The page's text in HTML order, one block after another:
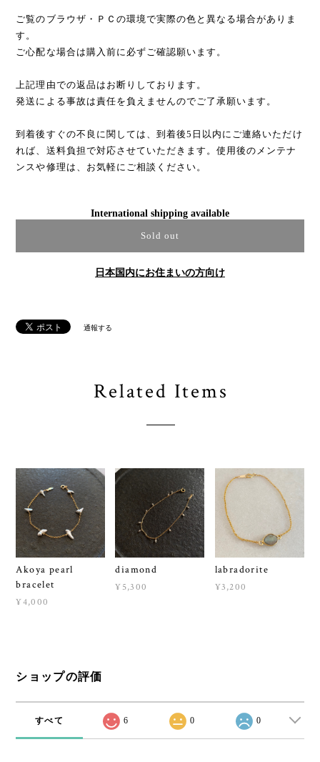
ご覧のブラウザ・ＰＣの環境で実際の色と異なる場合がありま
す。
ご心配な場合は購入前に必ずご確認願います。
上記理由での返品はお断りしております。
発送による事故は責任を負えませんのでご了承願います。
到着後すぐの不良に関しては、到着後5日以内にご連絡いただけ
れば、送料負担で対応させていただきます。使用後のメンテナ
ンスや修理は、お気軽にご相談ください。
International shipping available
Sold out
日本国内にお住まいの方向け
通報する
Related Items
Akoya pearl
bracelet
¥4,000
diamond
¥5,300
labradorite
¥3,200
ショップの評価
すべて 6 0 0